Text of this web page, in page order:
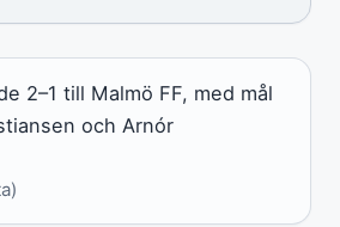
2–1 till Malmö FF, med mål
och Arnór